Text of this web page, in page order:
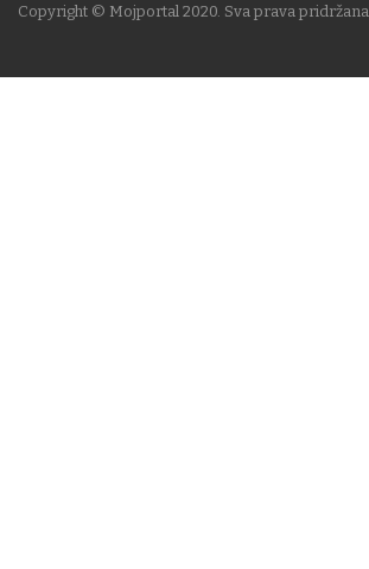
Copyright © Mojportal 2020. Sva prava pridržana.